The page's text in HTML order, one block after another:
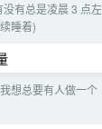
没有总是凌晨 3 点
睡着)
我想总要有人做一个